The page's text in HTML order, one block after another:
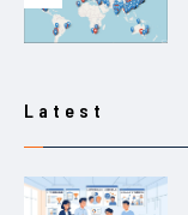
Latest